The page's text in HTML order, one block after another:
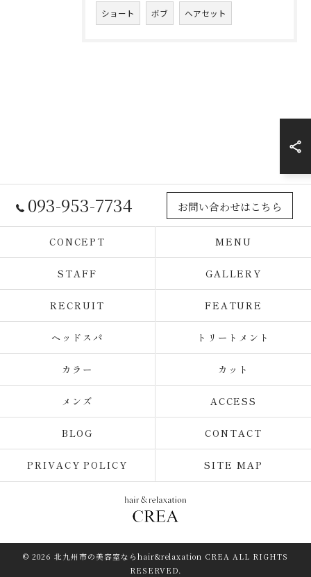
ショート ボブ ヘアセット
093-953-7734 お問い合わせはこちら
CONCEPT MENU
STAFF GALLERY
RECRUIT FEATURE
ヘッドスパ トリートメント
カラー カット
メンズ ACCESS
BLOG CONTACT
PRIVACY POLICY SITE MAP
© 2026 北九州市の美容室ならhair&relaxation CREA ALL RIGHTS
RESERVED.